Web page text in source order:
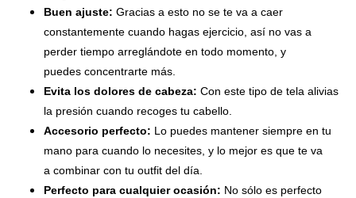
Buen ajuste: Gracias a esto no se te va a caer
constantemente cuando hagas ejercicio, así no vas a
perder tiempo arreglándote en todo momento, y
puedes concentrarte más.
Evita los dolores de cabeza: Con este tipo de tela alivias
la presión cuando recoges tu cabello.
Accesorio perfecto: Lo puedes mantener siempre en tu
mano para cuando lo necesites, y lo mejor es que te va
a combinar con tu outfit del día.
Perfecto para cualquier ocasión: No sólo es perfecto